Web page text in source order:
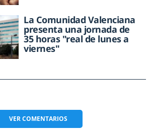
La Comunidad Valenciana
presenta una jornada de
35 horas "real de lunes a
viernes"
VERCOMENTARIOS